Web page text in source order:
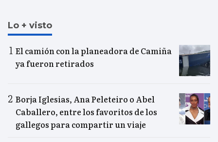
Lo + visto
El camión con la planeadora de Camiña
ya fueron retirados
Borja Iglesias, Ana Peleteiro o Abel
Caballero, entre los favoritos de los
gallegos para compartir un viaje